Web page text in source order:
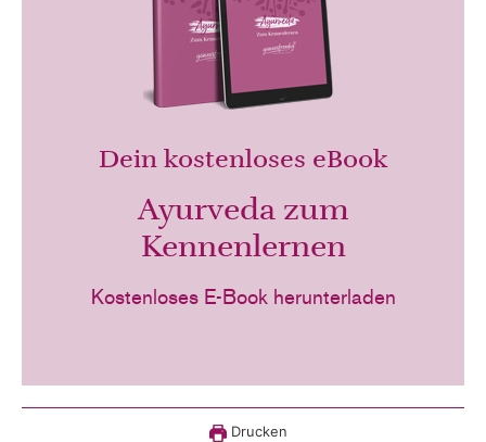
Dein kostenloses eBook
Ayurveda zum
Kennenlernen
Kostenloses E-Book herunterladen
Drucken